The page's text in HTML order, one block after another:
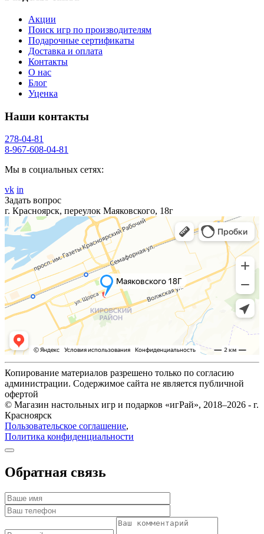
Акции
Поиск игр по производителям
Подарочные сертификаты
Доставка и оплата
Контакты
О нас
Блог
Уценка
Наши контакты
278-04-81
8-967-608-04-81
Мы в социальных сетях:
vk in
Задать вопрос
г. Красноярск, переулок Маяковского, 18г
Копирование материалов разрешено только по согласию
администрации. Содержимое сайта не является публичной
офертой
© Магазин настольных игр и подарков «игРай», 2018–2026 - г.
Красноярск
Пользовательское соглашение,
Политика конфиденциальности
Обратная связь